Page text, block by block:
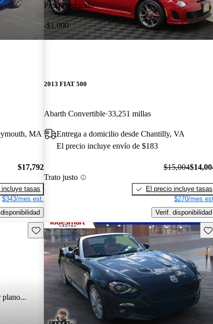
MA
$17,792
incluye tasas
$343/mes est.
Precio reducido
-$1,000
2013 FIAT 500
Abarth Convertible 33,251 millas
Entrega a domicilio desde Chantilly, VA
El precio incluye envío de $183
Trato justo
$15,004
El precio incluye tasas
$270/mes
Verif. disponibilidad
plano...
Guarda este Aviso